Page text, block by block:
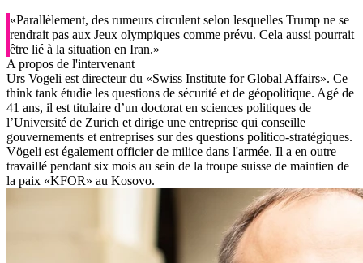
«Parallèlement, des rumeurs circulent selon lesquelles Trump ne se
rendrait pas aux Jeux olympiques comme prévu. Cela aussi pourrait
être lié à la situation en Iran.»
A propos de l'intervenant
Urs Vogeli est directeur du «Swiss Institute for Global Affairs». Ce
think tank étudie les questions de sécurité et de géopolitique. Agé de
41 ans, il est titulaire d’un doctorat en sciences politiques de
l’Université de Zurich et dirige une entreprise qui conseille
gouvernements et entreprises sur des questions politico-stratégiques.
Vögeli est également officier de milice dans l'armée. Il a en outre
travaillé pendant six mois au sein de la troupe suisse de maintien de
la paix «KFOR» au Kosovo.